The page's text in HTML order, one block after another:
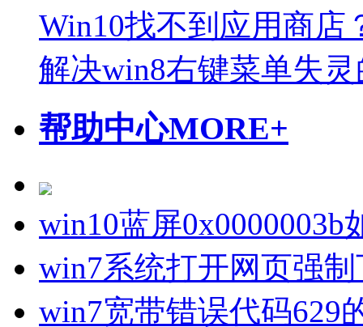
Win10找不到应用商店
解决win8右键菜单失
帮助中心MORE+
win10蓝屏0x0000003b
win7系统打开网页强
win7宽带错误代码629